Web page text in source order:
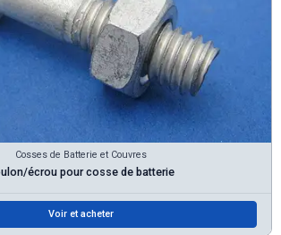
Cosses de Batterie et Couvres
écrou pour cosse de batterie
Voir et acheter